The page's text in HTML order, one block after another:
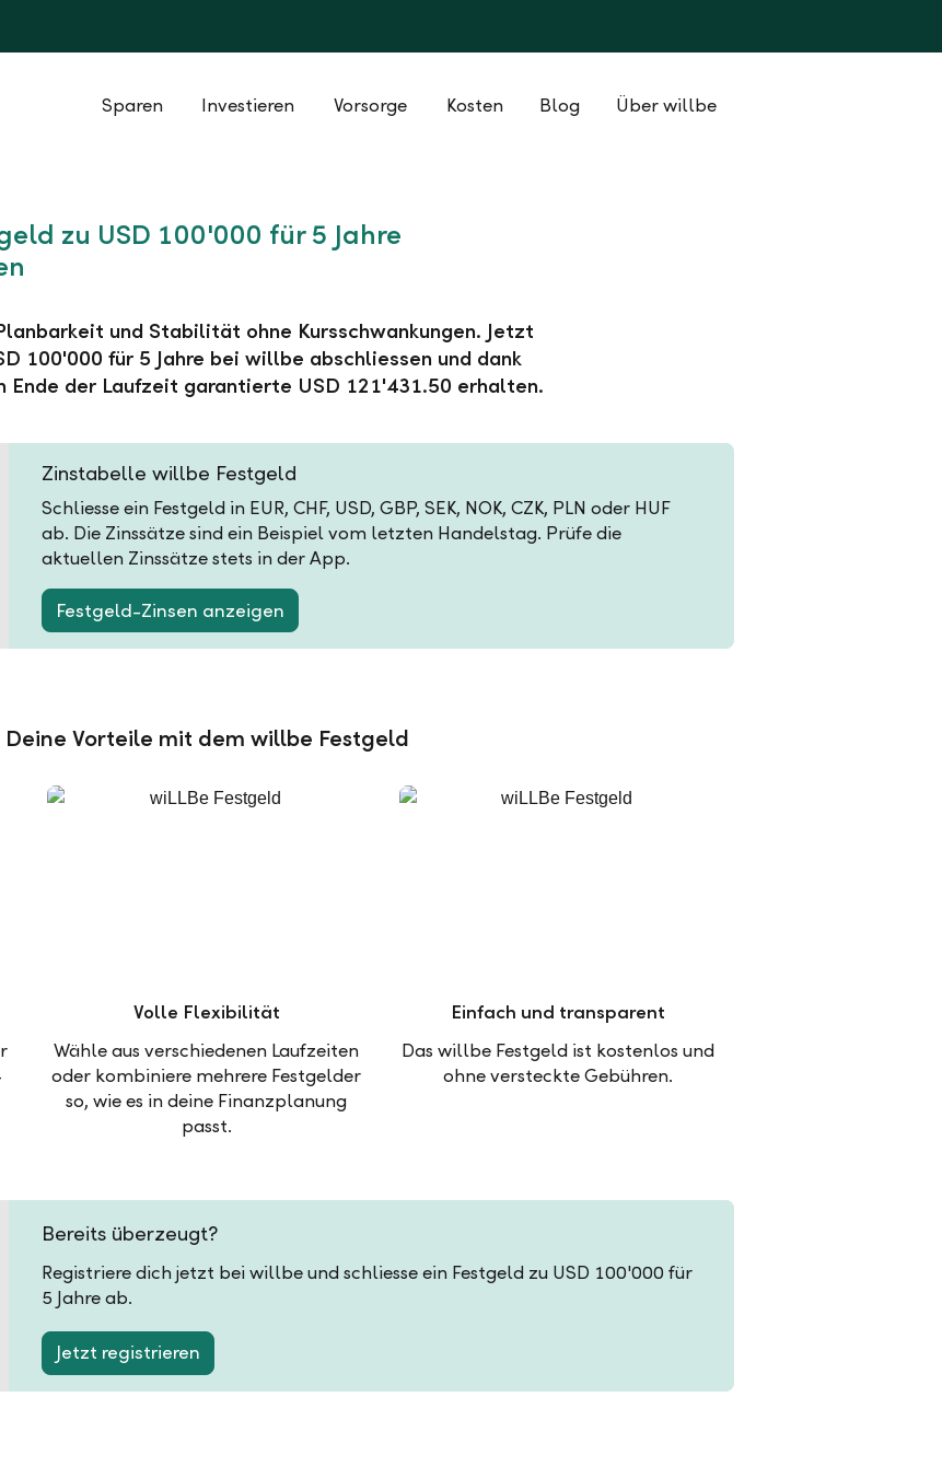
Sparen Investieren Vorsorge Kosten Blog Über willbe
zu USD 100'000 für 5 Jahre
und Stabilität ohne Kursschwankungen. Jetzt
100'000 für 5 Jahre bei willbe abschliessen und dank
Ende der Laufzeit garantierte USD 121'431.50 erhalten.
Zinstabelle willbe Festgeld
Schliesse ein Festgeld in EUR, CHF, USD, GBP, SEK, NOK, CZK, PLN oder HUF
ab. Die Zinssätze sind ein Beispiel vom letzten Handelstag. Prüfe die
aktuellen Zinssätze stets in der App.
Festgeld-Zinsen anzeigen
Deine Vorteile mit dem willbe Festgeld
Volle Flexibilität
Wähle aus verschiedenen Laufzeiten
oder kombiniere mehrere Festgelder
so, wie es in deine Finanzplanung
passt.
Einfach und transparent
Das willbe Festgeld ist kostenlos und
ohne versteckte Gebühren.
Bereits überzeugt?
Registriere dich jetzt bei willbe und schliesse ein Festgeld zu USD 100'000 für
5 Jahre ab.
Jetzt registrieren